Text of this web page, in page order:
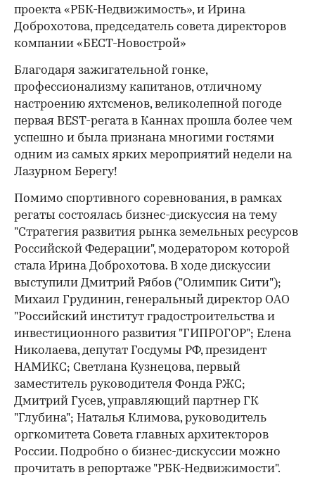
Благодаря зажигательной гонке,
профессионализму капитанов, отличному
настроению яхтсменов, великолепной погоде
первая BEST-регата в Каннах прошла более чем
успешно и была признана многими гостями
одним из самых ярких мероприятий недели на
Лазурном Берегу!
Помимо спортивного соревнования, в рамках
регаты состоялась бизнес-дискуссия на тему
"Стратегия развития рынка земельных ресурсов
Российской Федерации", модератором которой
стала Ирина Доброхотова. В ходе дискуссии
выступили Дмитрий Рябов ("Олимпик Сити");
Михаил Грудинин, генеральный директор ОАО
"Российский институт градостроительства и
инвестиционного развития "ГИПРОГОР"; Елена
Николаева, депутат Госдумы РФ, президент
НАМИКС; Светлана Кузнецова, первый
заместитель руководителя Фонда РЖС;
Дмитрий Гусев, управляющий партнер ГК
"Глубина"; Наталья Климова, руководитель
оргкомитета Совета главных архитекторов
России. Подробно о бизнес-дискуссии можно
прочитать в репортаже "РБК-Недвижимости".